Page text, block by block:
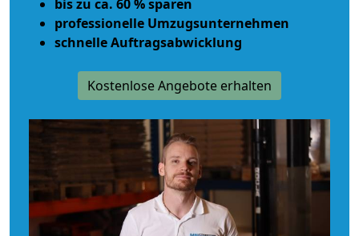
bis zu ca. 60 % sparen
professionelle Umzugsunternehmen
schnelle Auftragsabwicklung
Kostenlose Angebote erhalten